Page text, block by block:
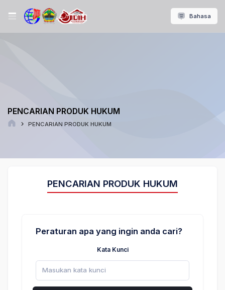
Bahasa
PENCARIAN PRODUK HUKUM
PENCARIAN PRODUK HUKUM
PENCARIAN PRODUK HUKUM
Peraturan apa yang ingin anda cari?
Kata Kunci